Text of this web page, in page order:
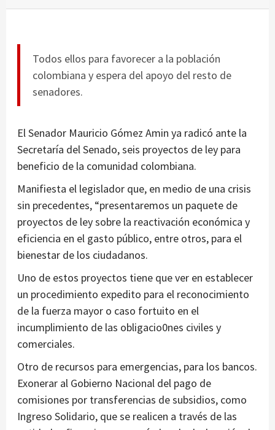
Todos ellos para favorecer a la población
colombiana y espera del apoyo del resto de
senadores.
El Senador Mauricio Gómez Amin ya radicó ante la
Secretaría del Senado, seis proyectos de ley para
beneficio de la comunidad colombiana.
Manifiesta el legislador que, en medio de una crisis
sin precedentes, “presentaremos un paquete de
proyectos de ley sobre la reactivación económica y
eficiencia en el gasto público, entre otros, para el
bienestar de los ciudadanos.
Uno de estos proyectos tiene que ver en establecer
un procedimiento expedito para el reconocimiento
de la fuerza mayor o caso fortuito en el
incumplimiento de las obligacio0nes civiles y
comerciales.
Otro de recursos para emergencias, para los bancos.
Exonerar al Gobierno Nacional del pago de
comisiones por transferencias de subsidios, como
Ingreso Solidario, que se realicen a través de las